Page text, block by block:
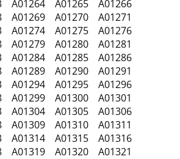
A01264 A01265 A01266
A01269 A01270 A01271
A01274 A01275 A01276
A01279 A01280 A01281
A01284 A01285 A01286
A01289 A01290 A01291
A01294 A01295 A01296
A01299 A01300 A01301
A01304 A01305 A01306
A01309 A01310 A01311
A01314 A01315 A01316
A01319 A01320 A01321